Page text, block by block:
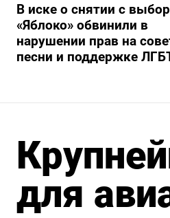
В иске о снятии с
«Яблоко» обвинили в
нарушении прав на
песни и поддержке
для